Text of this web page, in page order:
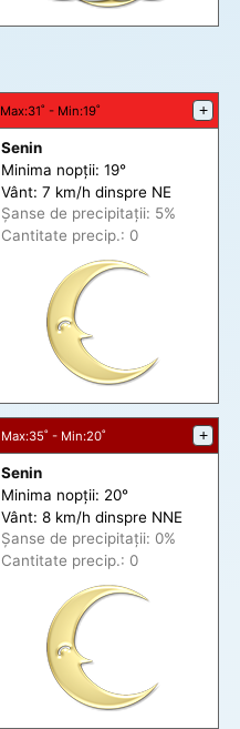
Max:31˚ - Min:19˚ +
Senin
Minima nopții: 19°
Vânt: 7 km/h dinspre NE
Șanse de precipitații: 5%
Cantitate precip.: 0
Max:35˚ - Min:20˚ +
Senin
Minima nopții: 20°
Vânt: 8 km/h dinspre NNE
Șanse de precipitații: 0%
Cantitate precip.: 0